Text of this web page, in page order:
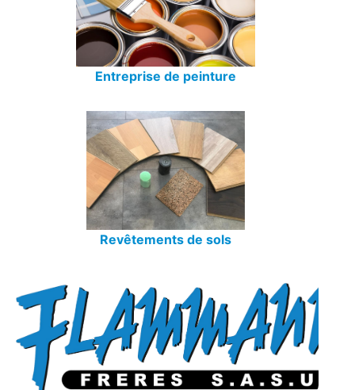
Entreprise de peinture
Revêtements de sols